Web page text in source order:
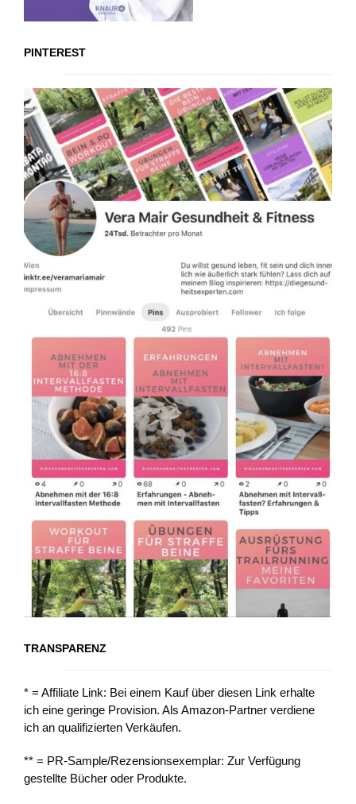
PINTEREST
TRANSPARENZ
* = Affiliate Link: Bei einem Kauf über diesen Link erhalte
ich eine geringe Provision. Als Amazon-Partner verdiene
ich an qualifizierten Verkäufen.
** = PR-Sample/Rezensionsexemplar: Zur Verfügung
gestellte Bücher oder Produkte.